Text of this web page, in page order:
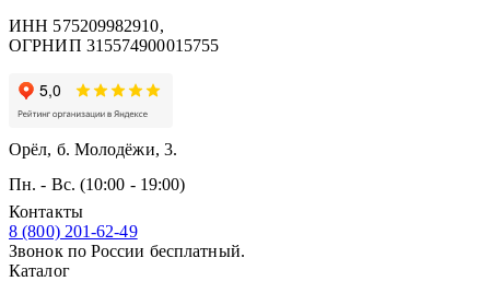
ИНН 575209982910,
ОГРНИП 315574900015755
Орёл, б. Молодёжи, 3.
Пн. - Вс. (10:00 - 19:00)
Контакты
8 (800) 201-62-49
Звонок по России бесплатный.
Каталог